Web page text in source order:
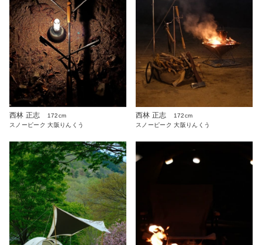
西林 正志
172cm
スノーピーク 大阪りんくう
西林 正志
172cm
スノーピーク 大阪りんくう